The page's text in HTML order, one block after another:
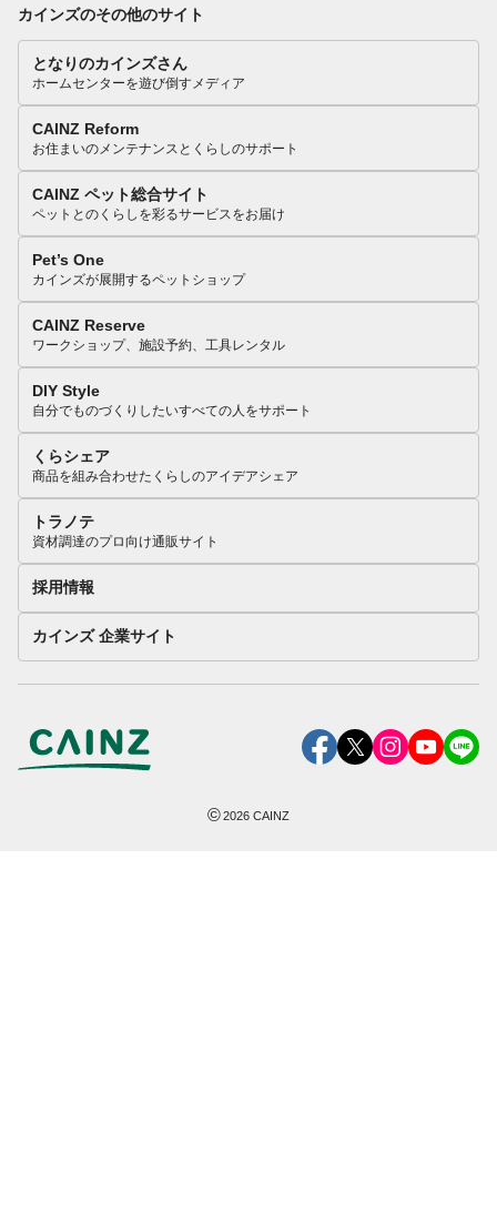
カインズのその他のサイト
となりのカインズさん
ホームセンターを遊び倒すメディア
CAINZ Reform
お住まいのメンテナンスとくらしのサポート
CAINZ ペット総合サイト
ペットとのくらしを彩るサービスをお届け
Pet’s One
カインズが展開するペットショップ
CAINZ Reserve
ワークショップ、施設予約、工具レンタル
DIY Style
自分でものづくりしたいすべての人をサポート
くらシェア
商品を組み合わせたくらしのアイデアシェア
トラノテ
資材調達のプロ向け通販サイト
採用情報
カインズ 企業サイト
©2026 CAINZ